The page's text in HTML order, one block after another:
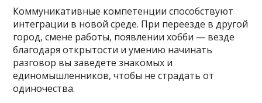
Коммуникативные компетенции способствуют
интеграции в новой среде. При переезде в другой
город, смене работы, появлении хобби — везде
благодаря открытости и умению начинать
разговор вы заведете знакомых и
единомышленников, чтобы не страдать от
одиночества.